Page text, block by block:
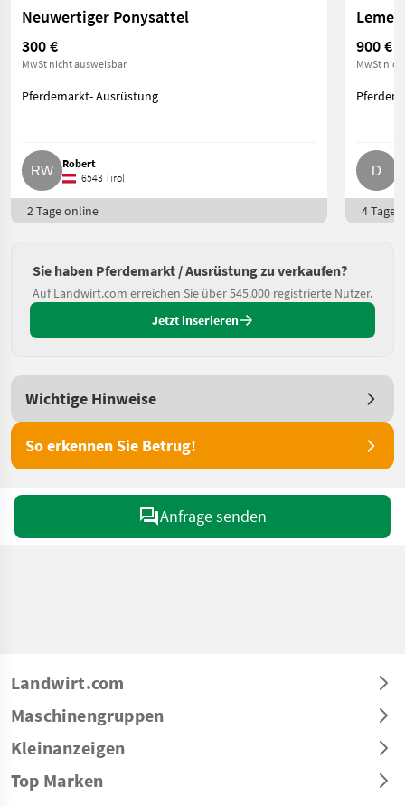
Neuwertiger Ponysattel
300 €
MwSt nicht ausweisbar
Pferdemarkt- Ausrüstung
Robert
6543 Tirol
2 Tage online
900 €
MwSt
4 Tage
Sie haben Pferdemarkt / Ausrüstung zu verkaufen?
Auf Landwirt.com erreichen Sie über 545.000 registrierte Nutzer.
Jetzt inserieren
Wichtige Hinweise
So erkennen Sie Betrug!
Anfrage senden
Landwirt.com
Maschinengruppen
Kleinanzeigen
Top Marken